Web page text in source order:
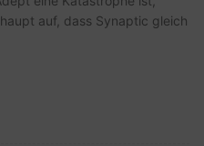
auf, dass Synaptic gleich